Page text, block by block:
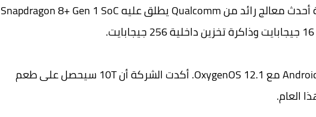
- يتم تشغيل OnePlus 10T بواسطة أحدث معالج رائد من Qualcomm يطلق عليه Snapdragon 8+ Gen 1 SoC
-الهاتف يعمل بنظام التشغيل Android 12 مع OxygenOS 12.1. أكدت الشركة أن 10T سيحصل على طعم